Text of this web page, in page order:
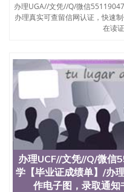
办理UGA//文凭//Q/微信
办理真实可查留信网认证，快速
在读
办理UCF//文凭//Q/微
学【毕业证成绩单】/办
作电子图，录取通知